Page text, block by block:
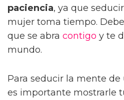
paciencia, ya que
mujer toma tiempo.
que se abra contigo y te
mundo.
Para seducir la mente
es importante mostrarle